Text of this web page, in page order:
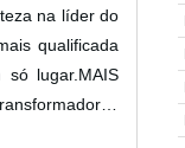
na líder do
qualificada
lugar.MAIS